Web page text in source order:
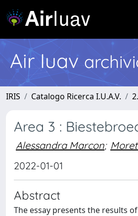
Air Iuav
IRIS Catalogo Ricerca I.U.A.V.
Area 3 :
Alessandra Marcon;
2022-01-01
Abstract
The essay presents the results